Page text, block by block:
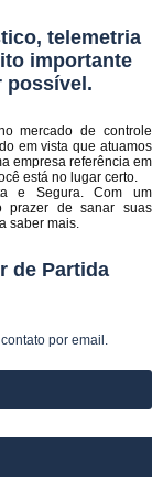
telemetria
importante
possível.
mercado de controle
em vista que atuamos
empresa referência em
está no lugar certo.
e Segura. Com um
prazer de sanar suas
saber mais.
de Partida
por email.